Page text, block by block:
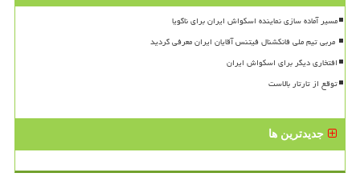
مسیر آماده سازی نماینده اسکواش ایران برای ناگویا
افتخاری دیگر برای اسکواش ایران
توقع از تارتار بالاست
جدیدترین ها